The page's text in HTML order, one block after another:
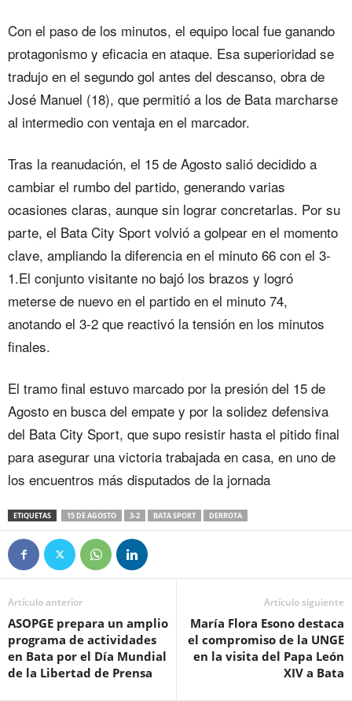
Con el paso de los minutos, el equipo local fue ganando
protagonismo y eficacia en ataque. Esa superioridad se
tradujo en el segundo gol antes del descanso, obra de
José Manuel (18), que permitió a los de Bata marcharse
al intermedio con ventaja en el marcador.
Tras la reanudación, el 15 de Agosto salió decidido a
cambiar el rumbo del partido, generando varias
ocasiones claras, aunque sin lograr concretarlas. Por su
parte, el Bata City Sport volvió a golpear en el momento
clave, ampliando la diferencia en el minuto 66 con el 3-
1.El conjunto visitante no bajó los brazos y logró
meterse de nuevo en el partido en el minuto 74,
anotando el 3-2 que reactivó la tensión en los minutos
finales.
El tramo final estuvo marcado por la presión del 15 de
Agosto en busca del empate y por la solidez defensiva
del Bata City Sport, que supo resistir hasta el pitido final
para asegurar una victoria trabajada en casa, en uno de
los encuentros más disputados de la jornada
ETIQUETAS 15 DE AGOSTO 3-2 BATA SPORT DERROTA
Artículo anterior
ASOPGE prepara un amplio
programa de actividades
en Bata por el Día Mundial
de la Libertad de Prensa
Artículo siguiente
María Flora Esono destaca
el compromiso de la UNGE
en la visita del Papa León
XIV a Bata